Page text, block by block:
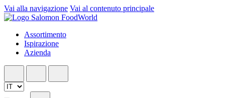
Vai alla navigazione Vai al contenuto principale
Assortimento
Ispirazione
Azienda